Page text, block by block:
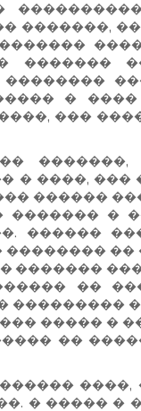
�������,
�������
�
���
�������,
� ����, ���
������
�
������
� ��������
�������
��
���������
����� �
��
� �����